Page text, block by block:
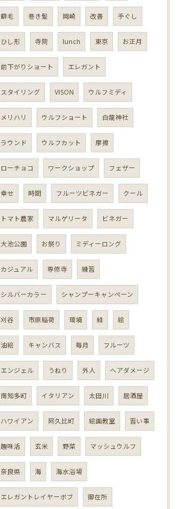
癖毛 巻き髪 岡崎 改善 手ぐし
ひし形 寺院 lunch 東京 お正月
前下がりショート エレガント
スタイリング VISON ウルフミディ
メリハリ ウルフショート 白龍神社
ラウンド ウルフカット 摩擦
ローチョコ ワークショップ フェザー
幸せ 時間 フルーツビネガー クール
トマト農家 マルゲリータ ビネガー
大池公園 お祭り ミディーロング
カジュアル 専修寺 練習
シルバーカラー シャンプーキャンペーン
刈谷 市原稲荷 環境 緑 絵
油絵 キャンバス 毎月 フルーツ
エンジェル うねり 外人 ヘアダメージ
南知多町 イタリアン 太田川 居酒屋
ハワイアン 阿久比町 絵画教室 習い事
趣味活 玄米 野菜 マッシュウルフ
奈良県 海 海水浴場
エレガントレイヤーボブ 御在所